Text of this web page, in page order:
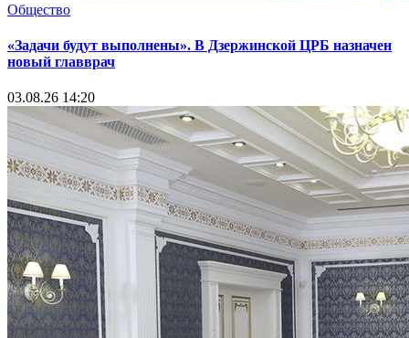
Общество
«Задачи будут выполнены». В Дзержинской ЦРБ назначен
новый главврач
03.08.26 14:20